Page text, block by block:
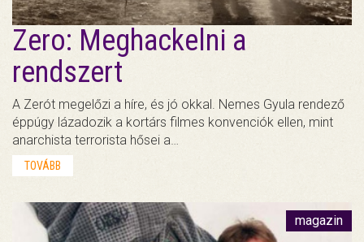
Zero: Meghackelni a
rendszert
A Zerót megelőzi a híre, és jó okkal. Nemes Gyula rendező
éppúgy lázadozik a kortárs filmes konvenciók ellen, mint
anarchista terrorista hősei a…
TOVÁBB
magazin